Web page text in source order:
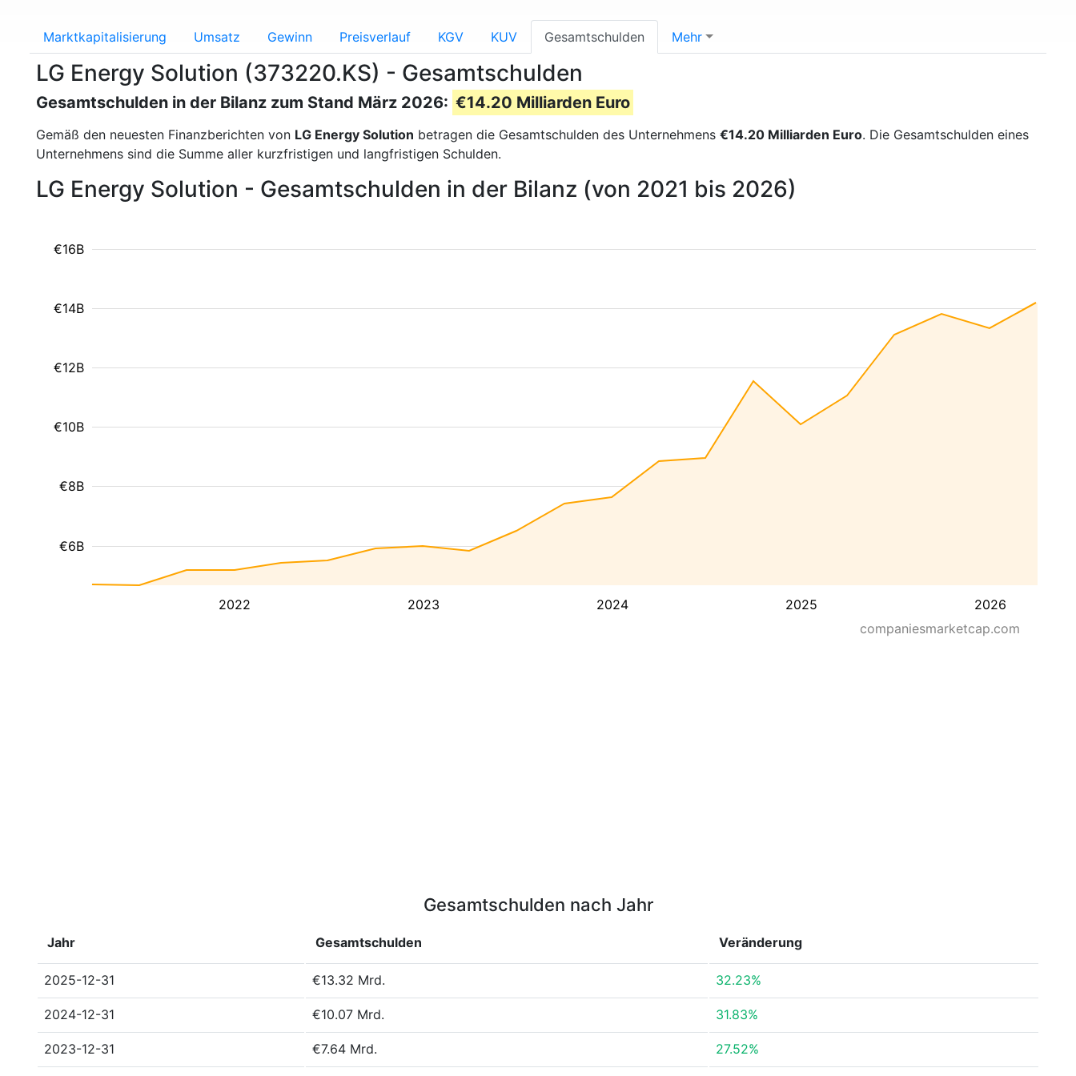
Marktkapitalisierung Umsatz Gewinn Preisverlauf KGV KUV Gesamtschulden Mehr
LG Energy Solution (373220.KS) - Gesamtschulden
Gesamtschulden in der Bilanz zum Stand März 2026: €14.20 Milliarden Euro
Gemäß den neuesten Finanzberichten von LG Energy Solution betragen die Gesamtschulden des Unternehmens €14.20 Milliarden Euro. Die Gesamtschulden eines
Unternehmens sind die Summe aller kurzfristigen und langfristigen Schulden.
LG Energy Solution - Gesamtschulden in der Bilanz (von 2021 bis 2026)
2022 2023 2024 2025 2026
€6B
€8B
€10B
€12B
€14B
€16B
companiesmarketcap.com
Gesamtschulden nach Jahr
Jahr Gesamtschulden Veränderung
2025-12-31 €13.32 Mrd. 32.23%
2024-12-31 €10.07 Mrd. 31.83%
2023-12-31 €7.64 Mrd. 27.52%